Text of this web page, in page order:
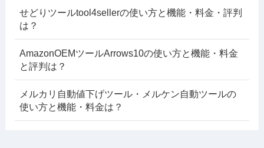
せどりツールtool4sellerの使い方と機能・料金・評判
は？
AmazonOEMツールArrows10の使い方と機能・料金
と評判は？
メルカリ自動値下げツール・メルケン自動ツールの
使い方と機能・料金は？